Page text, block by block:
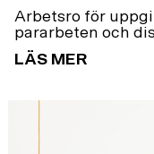
Arbetsro för
pararbeten och
LÄS MER